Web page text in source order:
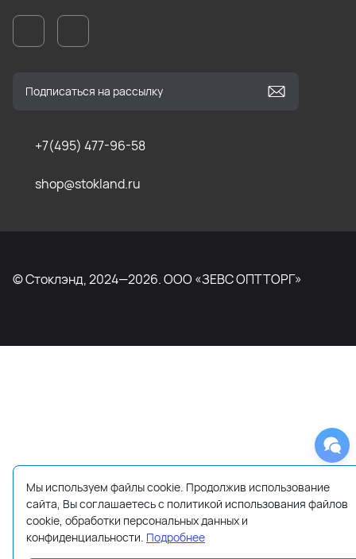
+7(495) 477-96-58
shop@stokland.ru
© Стоклэнд, 2024—2026. ООО «ЗЕВС ОПТТОРГ»
Мы используем файлы cookie. Продолжив использование
сайта, Вы соглашаетесь с политикой использования файлов
cookie, обработки персональных данных и
конфиденциальности. Подробнее